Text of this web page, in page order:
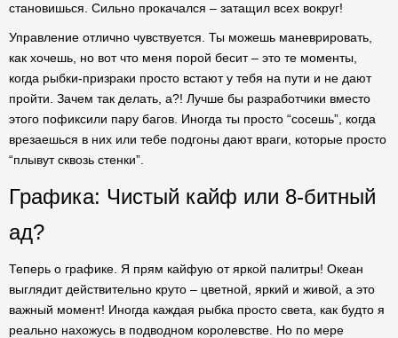
становишься. Сильно прокачался – затащил всех вокруг!
Управление отлично чувствуется. Ты можешь маневрировать,
как хочешь, но вот что меня порой бесит – это те моменты,
когда рыбки-призраки просто встают у тебя на пути и не дают
пройти. Зачем так делать, а?! Лучше бы разработчики вместо
этого пофиксили пару багов. Иногда ты просто “сосешь”, когда
врезаешься в них или тебе подгоны дают враги, которые просто
“плывут сквозь стенки”.
Графика: Чистый кайф или 8-битный
ад?
Теперь о графике. Я прям кайфую от яркой палитры! Океан
выглядит действительно круто – цветной, яркий и живой, а это
важный момент! Иногда каждая рыбка просто света, как будто я
реально нахожусь в подводном королевстве. Но по мере